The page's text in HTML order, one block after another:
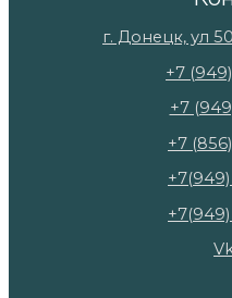
г. Донецк, ул
+7
+7
+7